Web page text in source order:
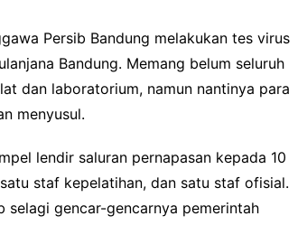
Persib Bandung melakukan tes virus
Bandung. Memang belum seluruh
dan laboratorium, namun nantinya para
menyusul.
lendir saluran pernapasan kepada 10
staf kepelatihan, dan satu staf ofisial.
selagi gencar-gencarnya pemerintah